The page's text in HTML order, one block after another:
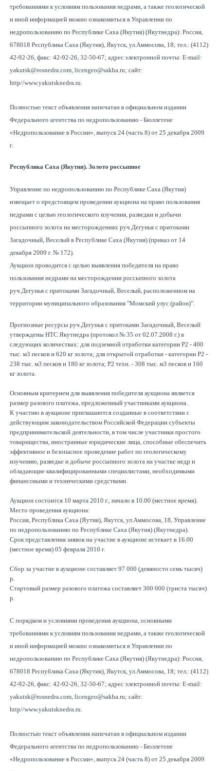
требованиями к условиям пользования недрами, а также геологической
и иной информацией можно ознакомиться в Управлении по
недропользованию по Республике Саха (Якутия) (Якутнедра): Россия,
678018 Республика Саха (Якутия), Якутск, ул.Аммосова, 18; тел.: (4112)
42-92-26, факс: 42-92-26, 32-50-67; адрес электронной почты: Е-mail:
yakutsk@rosnedra.com, licengeo@sakha.ru; сайт:
http//www.yakutsknedra.ru.
Полностью текст объявления напечатан в официальном издании
Федерального агентства по недропользованию - Бюллетене
«Недропользование в России», выпуск 24 (часть 8) от 25 декабря 2009
г.
Республика Саха (Якутия). Золото россыпное
Управление по недропользованию по Республике Саха (Якутия)
извещает о предстоящем проведении аукциона на право пользования
недрами с целью геологического изучения, разведки и добычи
россыпного золота на месторождениях руч.Дегунья с притоками
Загадочный, Веселый в Республике Саха (Якутия) (приказ от 14
декабря 2009 г. № 172).
Аукцион проводится с целью выявления победителя на право
пользования недрами на месторождении россыпного золота
руч.Дегунья с притоками Загадочный, Веселый, расположенном на
территории муниципального образования "Момский улус (район)".
Прогнозные ресурсы руч.Дегунья с притоками Загадочный, Веселый
утверждены НТС Якутнедра (протокол № 35 от 02.07.2008 г.) в
следующих количествах: для подземной отработки категории Р2 - 400
тыс. м3 песков и 620 кг золота; для открытой отработки - категории Р2 -
238 тыс. м3 песков и 180 кг золота; Р2 техн. - 308 тыс. м3 песков и 160
кг золота.
Основным критерием для выявления победителя аукциона является
размер разового платежа, предложенный участниками аукциона.
К участию в аукционе приглашаются созданные в соответствии с
действующим законодательством Российской Федерации субъекты
предпринимательской деятельности, в том числе участники простого
товарищества, иностранные юридические лица, способные обеспечить
эффективное и безопасное проведение работ по геологическому
изучению, разведке и добыче россыпного золота на участке недр и
обладающие квалифицированными специалистами, необходимыми
финансовыми и техническими средствами.
Аукцион состоится 10 марта 2010 г., начало в 10.00 (местное время).
Место проведения аукциона:
Россия, Республика Саха (Яутия), Якутск, ул.Аммосова, 18, Управление
по недропользованию по Республике Саха (Якутия) (Якутнедра).
Срок представления заявок на участие в аукционе истекает в 16.00
(местное время) 05 февраля 2010 г.
Сбор за участие в аукционе составляет 97 000 (девяносто семь тысяч)
р.
Стартовый размер разового платежа составляет 300 000 (триста тысяч)
р.
С порядком и условиями проведения аукциона, основными
требованиями к условиям пользования недрами, а также геологической
и иной информацией можно ознакомиться в Управлении по
недропользованию по Республике Саха (Якутия) (Якутнедра): Россия,
678018 Республика Саха (Якутия), Якутск, ул.Аммосова, 18; тел.: (4112)
42-92-26, факс: 42-92-26, 32-50-67; адрес электронной почты: Е-mail:
yakutsk@rosnedra.com, licengeo@sakha.ru; сайт:
http//www.yakutsknedra.ru.
Полностью текст объявления напечатан в официальном издании
Федерального агентства по недропользованию - Бюллетене
«Недропользование в России», выпуск 24 (часть 8) от 25 декабря 2009